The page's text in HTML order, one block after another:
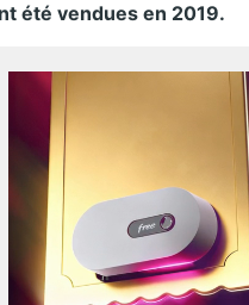
été vendues en 2019.